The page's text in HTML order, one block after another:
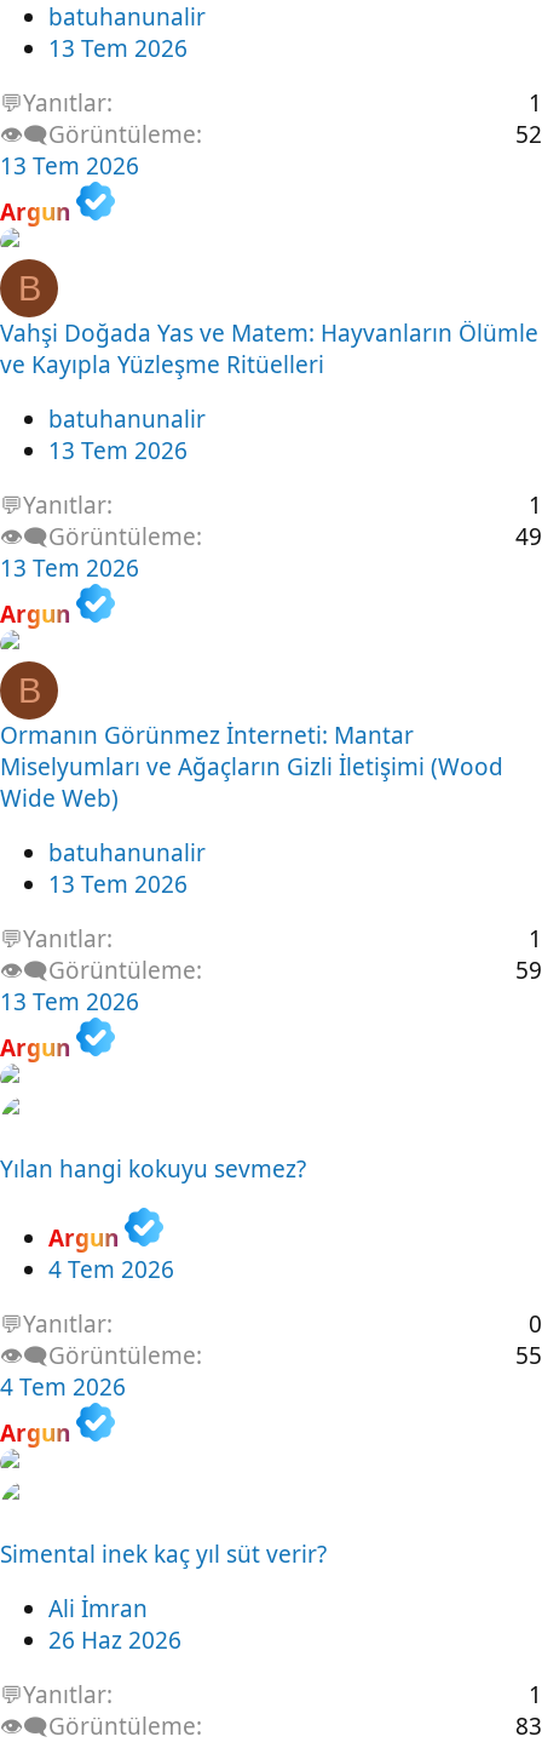
batuhanunalir
13 Tem 2026
💬Yanıtlar
1
👁️‍🗨️Görüntüleme
52
13 Tem 2026
Argun
B
Vahşi Doğada Yas ve Matem: Hayvanların Ölümle
ve Kayıpla Yüzleşme Ritüelleri
batuhanunalir
13 Tem 2026
💬Yanıtlar
1
👁️‍🗨️Görüntüleme
49
13 Tem 2026
Argun
B
Ormanın Görünmez İnterneti: Mantar
Miselyumları ve Ağaçların Gizli İletişimi (Wood
Wide Web)
batuhanunalir
13 Tem 2026
💬Yanıtlar
1
👁️‍🗨️Görüntüleme
59
13 Tem 2026
Argun
Yılan hangi kokuyu sevmez?
Argun
4 Tem 2026
💬Yanıtlar
0
👁️‍🗨️Görüntüleme
55
4 Tem 2026
Argun
Simental inek kaç yıl süt verir?
Ali İmran
26 Haz 2026
💬Yanıtlar
1
👁️‍🗨️Görüntüleme
83